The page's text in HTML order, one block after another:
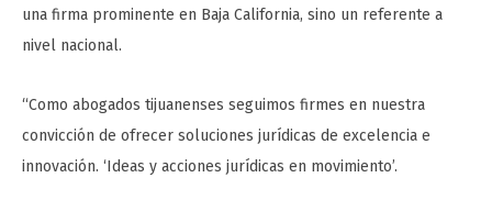
una firma prominente en Baja California, sino un referente a
nivel nacional.
“Como abogados tijuanenses seguimos firmes en nuestra
convicción de ofrecer soluciones jurídicas de excelencia e
innovación. ‘Ideas y acciones jurídicas en movimiento’.